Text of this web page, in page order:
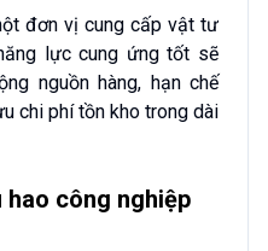
đơn vị cung cấp vật tư
lực cung ứng tốt sẽ
nguồn hàng, hạn chế
chi phí tồn kho trong dài
hao công nghiệp